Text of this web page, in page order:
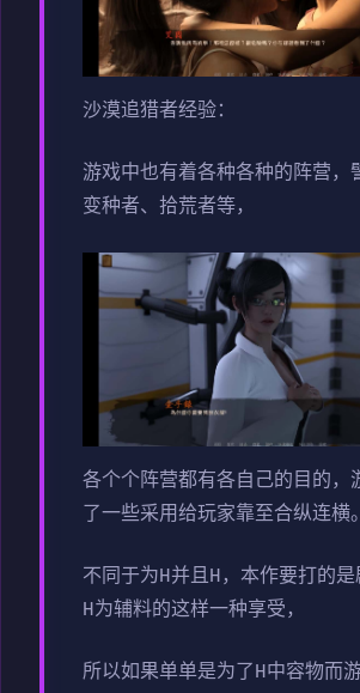
沙漠追猎者经验：
游戏中也有着各种各种的阵营，
变种者、拾荒者等，
各个个阵营都有各自己的目的，
了一些采用给玩家靠至合纵连横。
不同于为H并且H，本作要打的是
H为辅料的这样一种享受，
所以如果单单是为了H中容物而